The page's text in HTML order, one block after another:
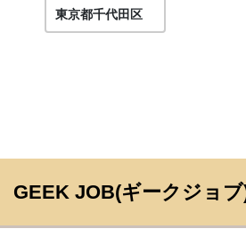
東京都千代田区
GEEK JOB(ギークジョ